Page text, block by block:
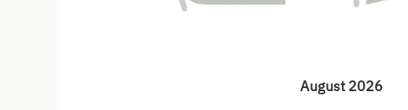
August 2026